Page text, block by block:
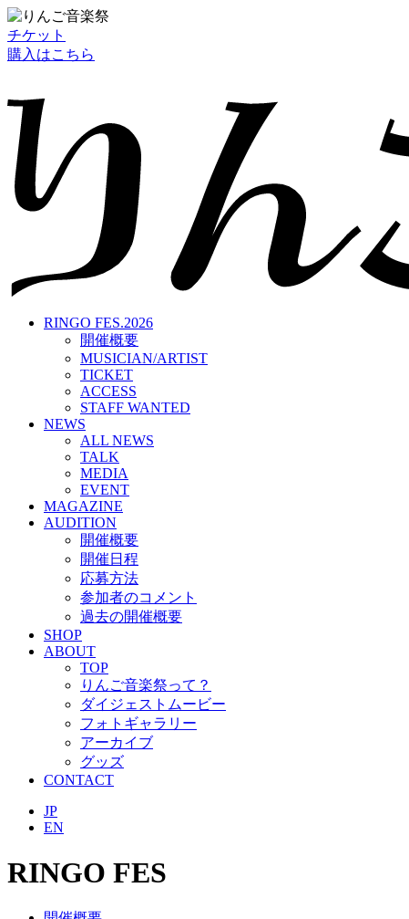
チケット
購入はこちら
RINGO FES.2026
開催概要
MUSICIAN/ARTIST
TICKET
ACCESS
STAFF WANTED
NEWS
ALL NEWS
TALK
MEDIA
EVENT
MAGAZINE
AUDITION
開催概要
開催日程
応募方法
参加者のコメント
過去の開催概要
SHOP
ABOUT
TOP
りんご音楽祭って？
ダイジェストムービー
フォトギャラリー
アーカイブ
グッズ
CONTACT
JP
EN
RINGO FES